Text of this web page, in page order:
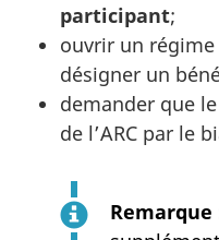
participant;
ouvrir un régime
désigner un
demander que
de l’ARC par le
Remarque